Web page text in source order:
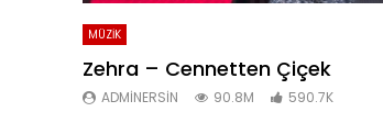
MÜZİK
Zehra – Cennetten Çiçek
ADMINERSIN 90.8M 590.7K